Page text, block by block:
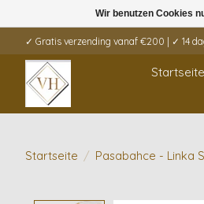
✓ Gratis verzending vanaf €200 | ✓ 14
Startseite
Startseite / Pasabahce - Linka
Wir benutzen Cookies